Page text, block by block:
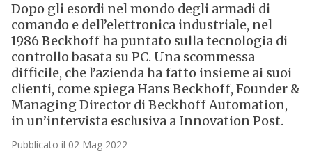
Dopo gli esordi nel mondo degli armadi di
comando e dell’elettronica industriale, nel
1986 Beckhoff ha puntato sulla tecnologia di
controllo basata su PC. Una scommessa
difficile, che l’azienda ha fatto insieme ai suoi
clienti, come spiega Hans Beckhoff, Founder &
Managing Director di Beckhoff Automation,
in un’intervista esclusiva a Innovation Post.
Pubblicato il 02 Mag 2022